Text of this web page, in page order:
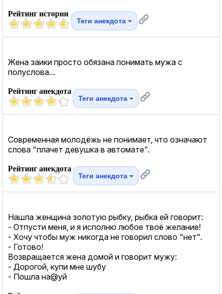
Рейтинг истории
Теги анекдота
Жена заики просто обязана понимать мужа с
полуслова...
Рейтинг анекдота
Теги анекдота
Современная молодёжь не понимает, что означают
слова "плачет девушка в автомате".
Рейтинг анекдота
Теги анекдота
Нашла женщина золотую рыбку, рыбка ей говорит:
- Отпусти меня, и я исполню любое твоё желание!
- Хочу чтобы муж никогда не говорил слово "нет".
- Готово!
Возвращается жена домой и говорит мужу:
- Дорогой, купи мне шубу
- Пошла на@уй